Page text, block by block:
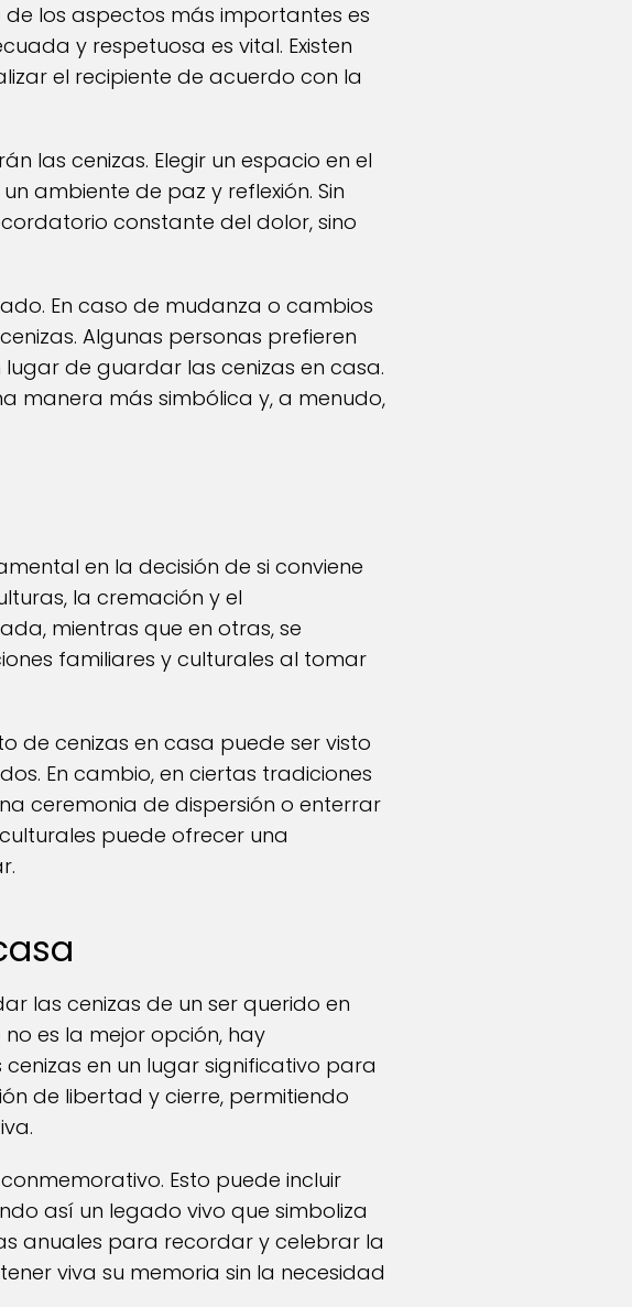
los aspectos más importantes es
y respetuosa es vital. Existen
el recipiente de acuerdo con la
las cenizas. Elegir un espacio en el
ambiente de paz y reflexión. Sin
constante del dolor, sino
En caso de mudanza o cambios
Algunas personas prefieren
de guardar las cenizas en casa.
manera más simbólica y, a menudo,
en la decisión de si conviene
la cremación y el
mientras que en otras, se
familiares y culturales al tomar
de cenizas en casa puede ser visto
En cambio, en ciertas tradiciones
ceremonia de dispersión o enterrar
puede ofrecer una
las cenizas de un ser querido en
es la mejor opción, hay
en un lugar significativo para
de libertad y cierre, permitiendo
Esto puede incluir
así un legado vivo que simboliza
anuales para recordar y celebrar la
viva su memoria sin la necesidad